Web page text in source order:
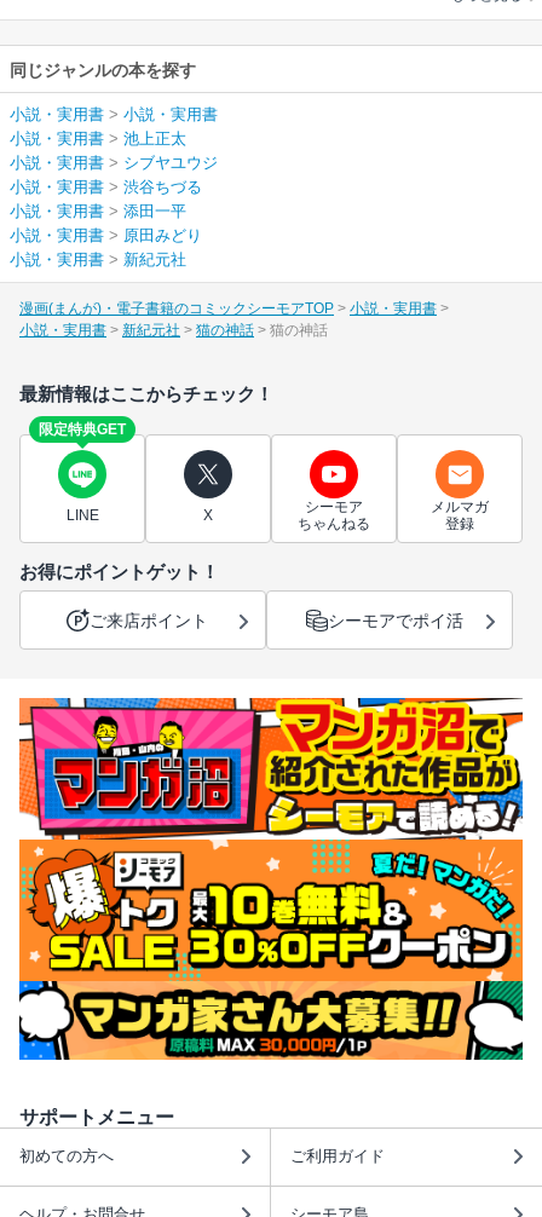
り
同じジャンルの本を探す
小説・実用書 > 小説・実用書
小説・実用書 > 池上正太
小説・実用書 > シブヤユウジ
小説・実用書 > 渋谷ちづる
小説・実用書 > 添田一平
小説・実用書 > 原田みどり
小説・実用書 > 新紀元社
漫画(まんが)・電子書籍のコミックシーモアTOP
小説・実用書
小説・実用書
新紀元社 猫の神話 猫の神話
最新情報はここからチェック！
限定特典GET
LINE X
シーモア
ちゃんねる
メルマガ
登録
お得にポイントゲット！
ご来店ポイント シーモアでポイ活
サポートメニュー
初めての方へ ご利用ガイド